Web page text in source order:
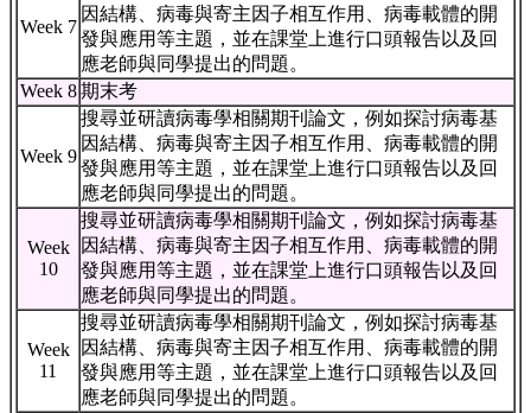
Week 7
因結構、病毒與寄主因子相互作用、病毒載體的開
發與應用等主題，並在課堂上進行口頭報告以及回
應老師與同學提出的問題。
Week 8 期末考
Week 9
搜尋並研讀病毒學相關期刊論文，例如探討病毒基
因結構、病毒與寄主因子相互作用、病毒載體的開
發與應用等主題，並在課堂上進行口頭報告以及回
應老師與同學提出的問題。
Week
10
搜尋並研讀病毒學相關期刊論文，例如探討病毒基
因結構、病毒與寄主因子相互作用、病毒載體的開
發與應用等主題，並在課堂上進行口頭報告以及回
應老師與同學提出的問題。
Week
11
搜尋並研讀病毒學相關期刊論文，例如探討病毒基
因結構、病毒與寄主因子相互作用、病毒載體的開
發與應用等主題，並在課堂上進行口頭報告以及回
應老師與同學提出的問題。